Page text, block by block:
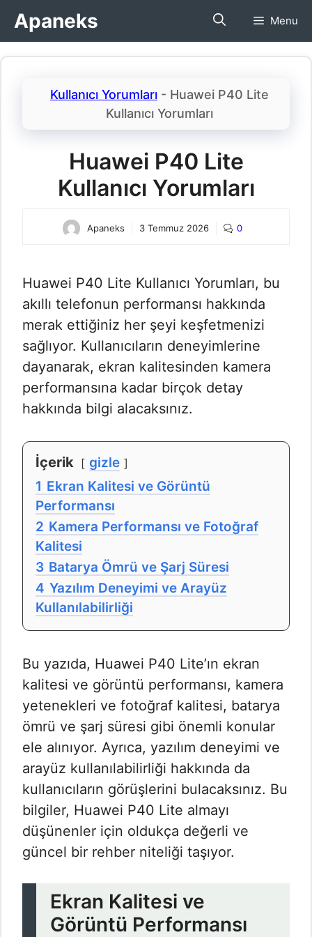
İçeriğe
atlaApaneks Menu
Kullanıcı Yorumları - Huawei P40 Lite
Kullanıcı Yorumları​
Huawei P40 Lite
Kullanıcı Yorumları​
Apaneks 3 Temmuz 2026 0
Huawei P40 Lite Kullanıcı Yorumları​, bu
akıllı telefonun performansı hakkında
merak ettiğiniz her şeyi keşfetmenizi
sağlıyor. Kullanıcıların deneyimlerine
dayanarak, ekran kalitesinden kamera
performansına kadar birçok detay
hakkında bilgi alacaksınız.
İçerik
gizle
1 Ekran Kalitesi ve Görüntü
Performansı
2 Kamera Performansı ve Fotoğraf
Kalitesi
3 Batarya Ömrü ve Şarj Süresi
4 Yazılım Deneyimi ve Arayüz
Kullanılabilirliği
Bu yazıda, Huawei P40 Lite’ın ekran
kalitesi ve görüntü performansı, kamera
yetenekleri ve fotoğraf kalitesi, batarya
ömrü ve şarj süresi gibi önemli konular
ele alınıyor. Ayrıca, yazılım deneyimi ve
arayüz kullanılabilirliği hakkında da
kullanıcıların görüşlerini bulacaksınız. Bu
bilgiler, Huawei P40 Lite almayı
düşünenler için oldukça değerli ve
güncel bir rehber niteliği taşıyor.
Ekran Kalitesi ve
Görüntü Performansı